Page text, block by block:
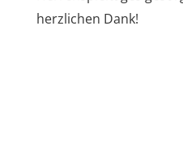
herzlichen Dank!